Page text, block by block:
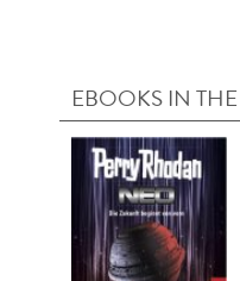
EBOOKS IN